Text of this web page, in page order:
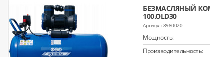
БЕЗМАСЛЯНЫЙ
100.OLD30
8980020
Мощность:
Производительность: